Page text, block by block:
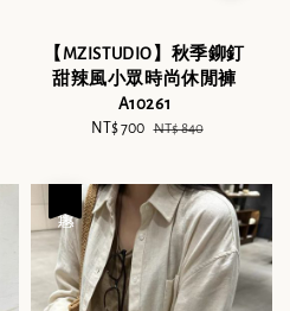
【MZISTUDIO】秋季鉚釘
甜辣風小眾時尚休閒褲
A10261
Sale
NT$ 700 Regular
NT$ 840